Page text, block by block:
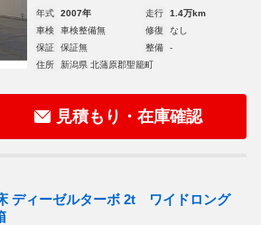
年式 2007年 走行
1.4万km
車検
車検整備無 修復
なし
保証
保証無 整備
-
住所
新潟県 北蒲原郡聖籠町
見積もり・在庫確認
ディーゼルターボ 2t ワイドロング